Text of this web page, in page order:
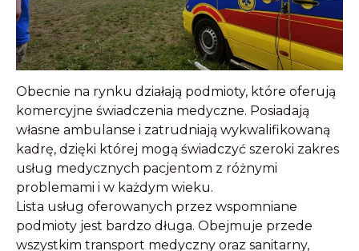
Obecnie na rynku działają podmioty, które oferują
komercyjne świadczenia medyczne. Posiadają
własne ambulanse i zatrudniają wykwalifikowaną
kadrę, dzięki której mogą świadczyć szeroki zakres
usług medycznych pacjentom z różnymi
problemami i w każdym wieku.
Lista usług oferowanych przez wspomniane
podmioty jest bardzo długa. Obejmuje przede
wszystkim transport medyczny oraz sanitarny,